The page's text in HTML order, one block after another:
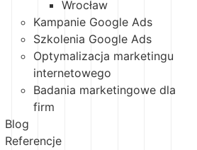
Wrocław
Kampanie Google Ads
Szkolenia Google Ads
Optymalizacja marketingu
internetowego
Badania marketingowe dla
firm
Blog
Referencje